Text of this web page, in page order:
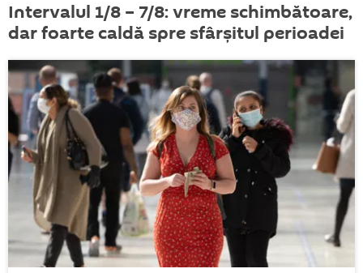
Intervalul 1/8 – 7/8: vreme schimbătoare,
dar foarte caldă spre sfârşitul perioadei